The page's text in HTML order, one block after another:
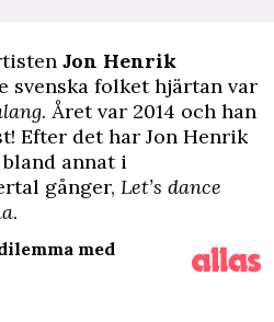
Jon Henrik
svenska folket hjärtan var
. Året var 2014 och han
Efter det har Jon Henrik
annat i
gånger, Let’s dance
.
med